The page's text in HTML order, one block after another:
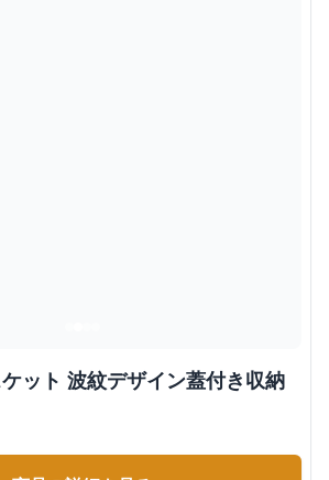
ット 波紋デザイン蓋付き収納